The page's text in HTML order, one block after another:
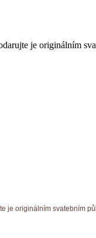
je originálním
je originálním svatebním